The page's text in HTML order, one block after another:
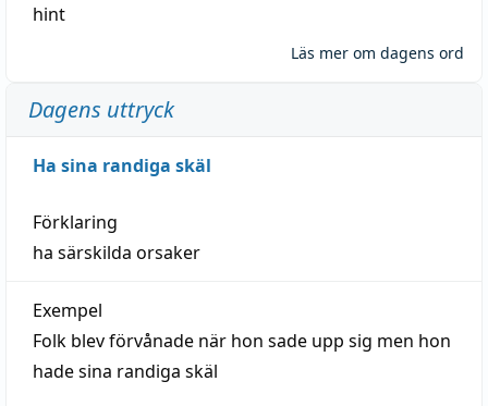
hint
Läs mer om dagens ord
Dagens uttryck
Ha sina randiga skäl
Förklaring
ha särskilda orsaker
Exempel
Folk blev förvånade när hon sade upp sig men hon
hade sina randiga skäl